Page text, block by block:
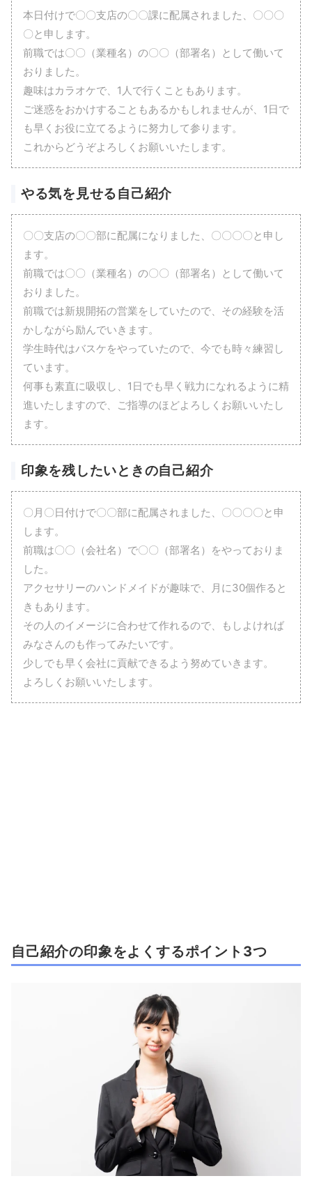
本日付けで〇〇支店の〇〇課に配属されました、〇〇〇
〇と申します。
前職では〇〇（業種名）の〇〇（部署名）として働いて
おりました。
趣味はカラオケで、1人で行くこともあります。
ご迷惑をおかけすることもあるかもしれませんが、1日で
も早くお役に立てるように努力して参ります。
これからどうぞよろしくお願いいたします。
やる気を見せる自己紹介
〇〇支店の〇〇部に配属になりました、〇〇〇〇と申し
ます。
前職では〇〇（業種名）の〇〇（部署名）として働いて
おりました。
前職では新規開拓の営業をしていたので、その経験を活
かしながら励んでいきます。
学生時代はバスケをやっていたので、今でも時々練習し
ています。
何事も素直に吸収し、1日でも早く戦力になれるように精
進いたしますので、ご指導のほどよろしくお願いいたし
ます。
印象を残したいときの自己紹介
〇月〇日付けで〇〇部に配属されました、〇〇〇〇と申
します。
前職は〇〇（会社名）で〇〇（部署名）をやっておりま
した。
アクセサリーのハンドメイドが趣味で、月に30個作ると
きもあります。
その人のイメージに合わせて作れるので、もしよければ
みなさんのも作ってみたいです。
少しでも早く会社に貢献できるよう努めていきます。
よろしくお願いいたします。
自己紹介の印象をよくするポイント3つ